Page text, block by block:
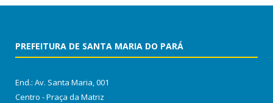
PREFEITURA DE SANTA MARIA DO PARÁ
End.: Av. Santa Maria, 001
Centro - Praça da Matriz